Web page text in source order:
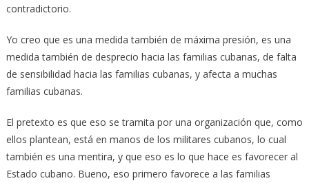
contradictorio.
Yo creo que es una medida también de máxima presión, es una
medida también de desprecio hacia las familias cubanas, de falta
de sensibilidad hacia las familias cubanas, y afecta a muchas
familias cubanas.
El pretexto es que eso se tramita por una organización que, como
ellos plantean, está en manos de los militares cubanos, lo cual
también es una mentira, y que eso es lo que hace es favorecer al
Estado cubano. Bueno, eso primero favorece a las familias